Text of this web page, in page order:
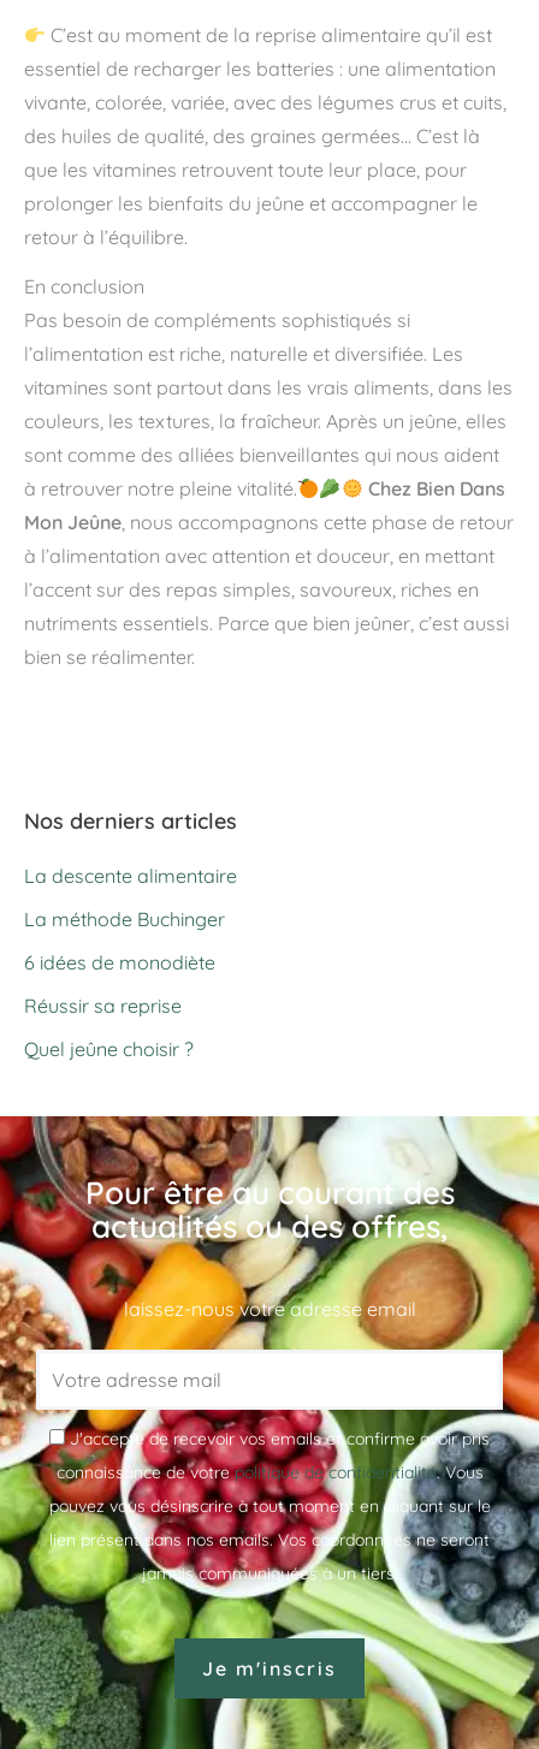
C’est au moment de la reprise alimentaire qu’il est
essentiel de recharger les batteries : une alimentation
vivante, colorée, variée, avec des légumes crus et cuits,
des huiles de qualité, des graines germées… C’est là
que les vitamines retrouvent toute leur place, pour
prolonger les bienfaits du jeûne et accompagner le
retour à l’équilibre.
En conclusion
Pas besoin de compléments sophistiqués si
l’alimentation est riche, naturelle et diversifiée. Les
vitamines sont partout dans les vrais aliments, dans les
couleurs, les textures, la fraîcheur. Après un jeûne, elles
sont comme des alliées bienveillantes qui nous aident
à retrouver notre pleine vitalité.
Chez Bien Dans
Mon Jeûne, nous accompagnons cette phase de retour
à l’alimentation avec attention et douceur, en mettant
l’accent sur des repas simples, savoureux, riches en
nutriments essentiels. Parce que bien jeûner, c’est aussi
bien se réalimenter.
Nos derniers articles
La descente alimentaire
La méthode Buchinger
6 idées de monodiète
Réussir sa reprise
Quel jeûne choisir ?
Pour être au courant des
actualités ou des offres,
laissez-nous votre adresse email
J'accepte de recevoir vos emails et confirme avoir pris
connaissance de votrepolitique de confidentialité. Vous
pouvez vous désinscrire à tout moment en cliquant sur le
lien présent dans nos emails. Vos coordonnées ne seront
jamais communiquées à un tiers.